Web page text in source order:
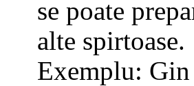
se poate
alte spirtoase.
Exemplu: